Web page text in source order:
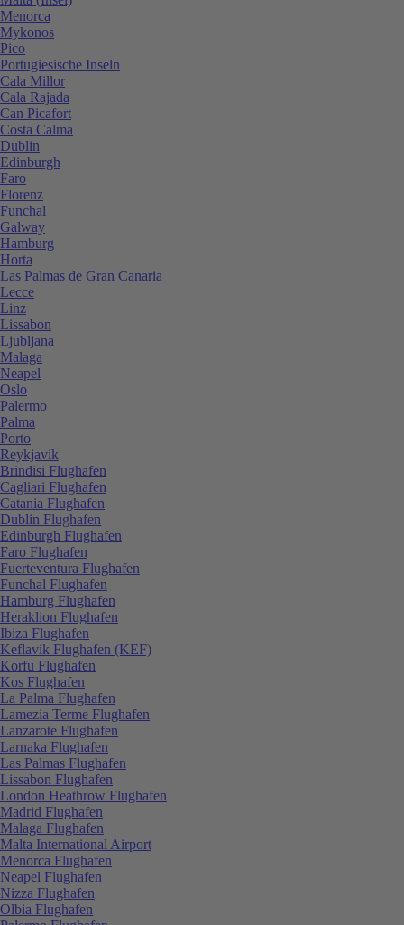
Menorca
Mykonos
Pico
Portugiesische Inseln
Cala Millor
Cala Rajada
Can Picafort
Costa Calma
Dublin
Edinburgh
Faro
Florenz
Funchal
Galway
Hamburg
Horta
Las Palmas de Gran Canaria
Lecce
Linz
Lissabon
Ljubljana
Malaga
Neapel
Oslo
Palermo
Palma
Porto
Reykjavík
Brindisi Flughafen
Cagliari Flughafen
Catania Flughafen
Dublin Flughafen
Edinburgh Flughafen
Faro Flughafen
Fuerteventura Flughafen
Funchal Flughafen
Hamburg Flughafen
Heraklion Flughafen
Ibiza Flughafen
Keflavik Flughafen (KEF)
Korfu Flughafen
Kos Flughafen
La Palma Flughafen
Lamezia Terme Flughafen
Lanzarote Flughafen
Larnaka Flughafen
Las Palmas Flughafen
Lissabon Flughafen
London Heathrow Flughafen
Madrid Flughafen
Malaga Flughafen
Malta International Airport
Menorca Flughafen
Neapel Flughafen
Nizza Flughafen
Olbia Flughafen